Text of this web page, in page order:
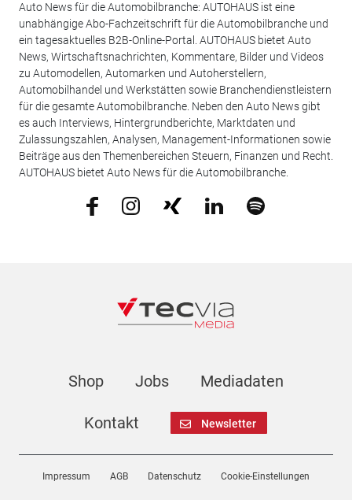
Auto News für die Automobilbranche: AUTOHAUS ist eine
unabhängige Abo-Fachzeitschrift für die Automobilbranche und
ein tagesaktuelles B2B-Online-Portal. AUTOHAUS bietet Auto
News, Wirtschaftsnachrichten, Kommentare, Bilder und Videos
zu Automodellen, Automarken und Autoherstellern,
Automobilhandel und Werkstätten sowie Branchendienstleistern
für die gesamte Automobilbranche. Neben den Auto News gibt
es auch Interviews, Hintergrundberichte, Marktdaten und
Zulassungszahlen, Analysen, Management-Informationen sowie
Beiträge aus den Themenbereichen Steuern, Finanzen und Recht.
AUTOHAUS bietet Auto News für die Automobilbranche.
Shop Jobs Mediadaten
Kontakt Newsletter
Impressum AGB Datenschutz Cookie-Einstellungen